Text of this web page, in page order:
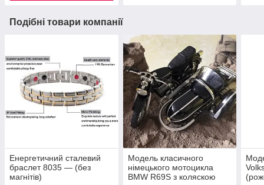
Подібні товари компанії
Енергетичний сталевий
браслет 8035 — (без
магнітів)
Модель класичного
німецького мотоцикла
BMW R69S з коляскою